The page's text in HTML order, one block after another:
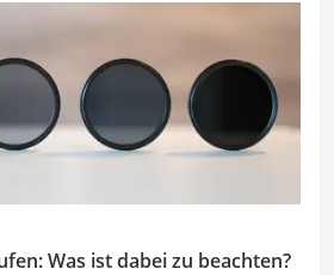
Was ist dabei zu beachten?